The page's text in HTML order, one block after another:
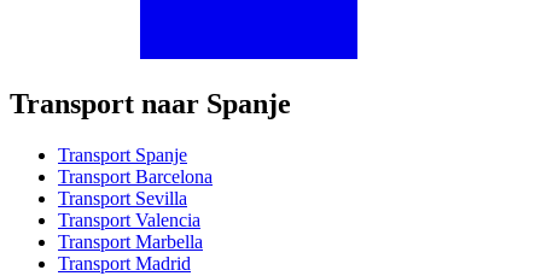
Transport naar Spanje
Transport Spanje
Transport Barcelona
Transport Sevilla
Transport Valencia
Transport Marbella
Transport Madrid